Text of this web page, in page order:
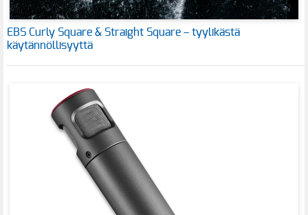
EBS Curly Square & Straight Square – tyylikästä
käytännöllisyyttä